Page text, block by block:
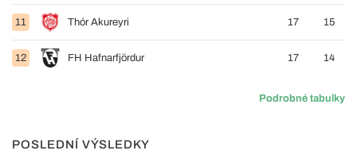
11 Thór Akureyri 17 15
12 FH Hafnarfjördur 17 14
Podrobné tabulky
POSLEDNÍ VÝSLEDKY